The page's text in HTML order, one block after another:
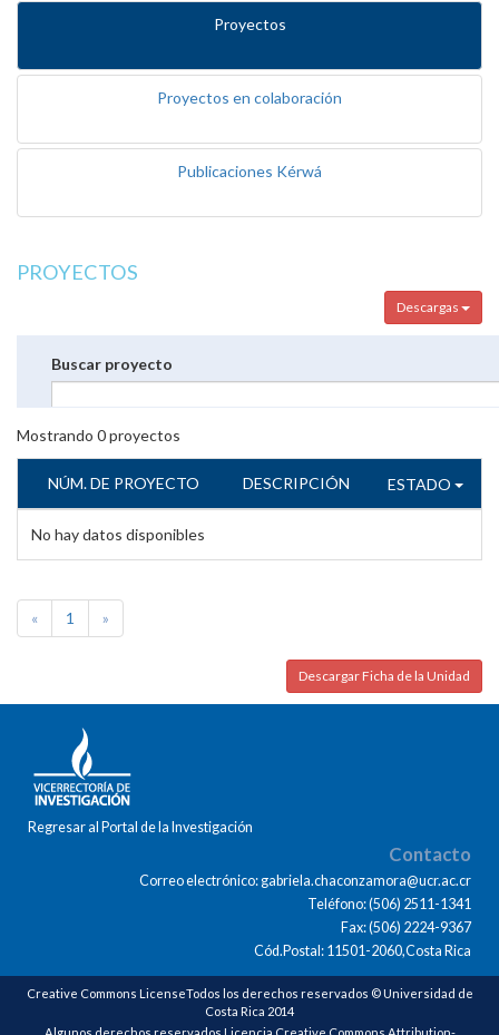
Proyectos
Proyectos en colaboración
Publicaciones Kérwá
PROYECTOS
Descargas
Buscar proyecto
Mostrando 0proyectos
NÚM. DE PROYECTO DESCRIPCIÓN ESTADO
No hay datos disponibles
« 1 »
Descargar Ficha de la Unidad
Regresar al Portal de la Investigación
Contacto
Correo electrónico: gabriela.chaconzamora@ucr.ac.cr
Teléfono: (506) 2511-1341
Fax: (506) 2224-9367
Cód.Postal: 11501-2060,Costa Rica
Creative Commons LicenseTodos los derechos reservados © Universidad de
Costa Rica 2014